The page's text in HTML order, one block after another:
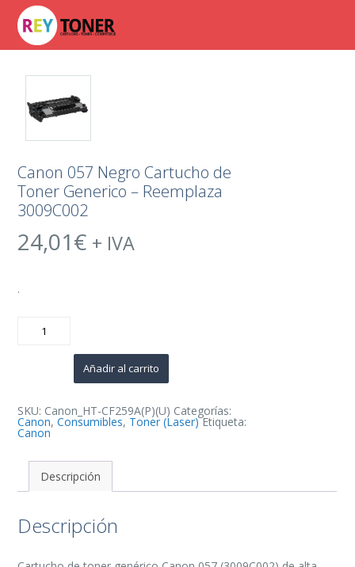
Canon 057 Negro Cartucho de
Toner Generico – Reemplaza
3009C002
24,01€ + IVA
.
Reemplaza
3009C002
cantidad
Añadir al carrito
SKU: Canon_HT-CF259A(P)(U) Categorías:
Canon,Consumibles, Toner (Laser) Etiqueta:
Canon
Descripción
Descripción